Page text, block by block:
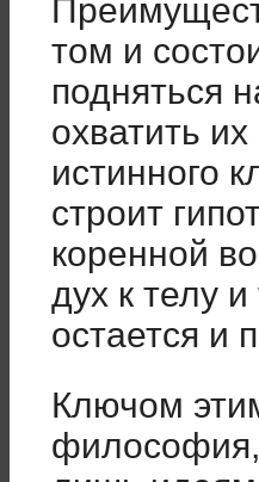
том и
подняться
охватить
истинного
строит
коренной
дух к телу
остается и
Ключом